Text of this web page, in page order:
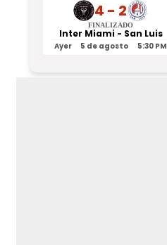
4 - 2
FINALIZADO
Inter Miami - San Luis
Ayer 5 de agosto 5:30 PM